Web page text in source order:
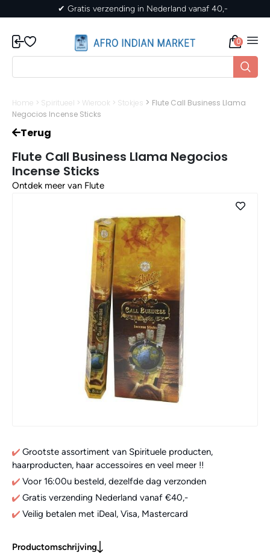
✔ Gratis verzending in Nederland vanaf 40,-
0
Home > Spiritueel > Wierook > Stokjes > Flute Call Business Llama
Negocios Incense Sticks
Terug
Flute Call Business Llama Negocios
Incense Sticks
Ontdek meer van Flute
Grootste assortiment van Spirituele producten,
haarproducten, haar accessoires en veel meer !!
Voor 16:00u besteld, dezelfde dag verzonden
Gratis verzending Nederland vanaf €40,-
Veilig betalen met iDeal, Visa, Mastercard
Productomschrijving